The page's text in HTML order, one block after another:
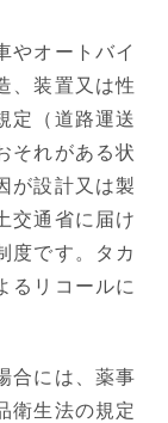
やオートバイ
、装置又は性
定（道路運送
それがある状
が設計又は製
交通省に届け
度です。タカ
るリコールに
合には、薬事
衛生法の規定